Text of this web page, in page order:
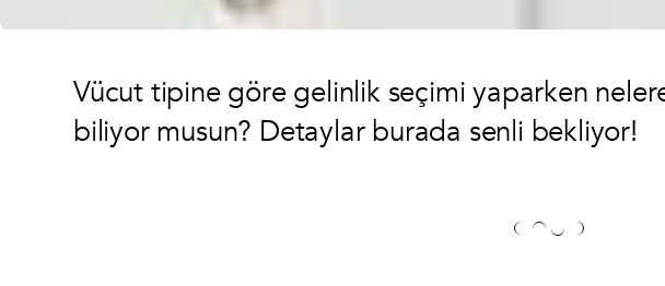
Vücut tipine göre gelinlik seçimi yaparken
biliyor musun? Detaylar burada senli bekliyor!